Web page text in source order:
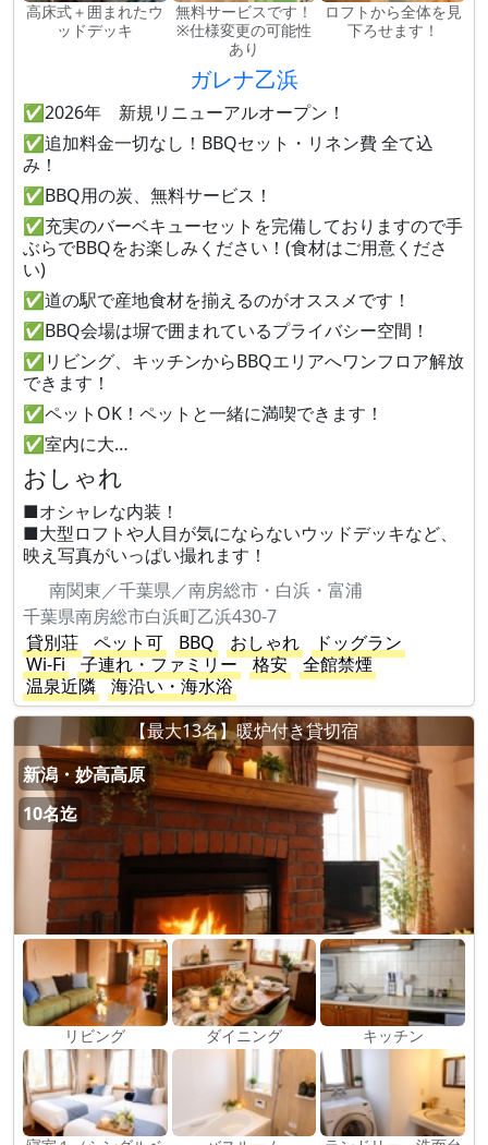
高床式＋囲まれたウ
ッドデッキ
無料サービスです！
※仕様変更の可能性
あり
ロフトから全体を見
下ろせます！
ガレナ乙浜
✅2026年 新規リニューアルオープン！
✅追加料金一切なし！BBQセット・リネン費 全て込
み！
✅BBQ用の炭、無料サービス！
✅充実のバーベキューセットを完備しておりますので手
ぶらでBBQをお楽しみください！(食材はご用意くださ
い)
✅道の駅で産地食材を揃えるのがオススメです！
✅BBQ会場は塀で囲まれているプライバシー空間！
✅リビング、キッチンからBBQエリアへワンフロア解放
できます！
✅ペットOK！ペットと一緒に満喫できます！
✅室内に大…
おしゃれ
■オシャレな内装！
■大型ロフトや人目が気にならないウッドデッキなど、
映え写真がいっぱい撮れます！
南関東／千葉県／南房総市・白浜・富浦
千葉県南房総市白浜町乙浜430-7
貸別荘
ペット可 BBQ おしゃれ
ドッグラン
Wi-Fi
子連れ・ファミリー 格安
全館禁煙
温泉近隣
海沿い・海水浴
【最大13名】暖炉付き貸切宿
新潟・妙高高原
10名迄
リビング ダイニング キッチン